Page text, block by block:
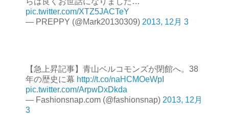
pic.twitter.com/XTZ5JACTeY
— PREPPY (@Mark20130309) 2013, 12月 3
【急上昇記事】青山ベルコモンズが閉館へ。38
年の歴史に幕 http://t.co/naHCMOeWpI
pic.twitter.com/ArpwDxDkda
— Fashionsnap.com (@fashionsnap) 2013, 12月
3